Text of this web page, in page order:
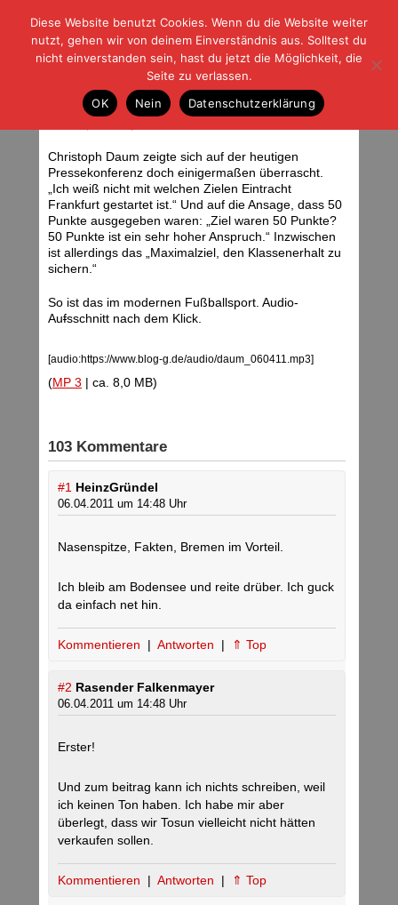
| | |BLOG-GFußball und der Rest
HOME|REGELN|IMPRESSUM |DATENSCHUTZ
„50 Punke ist ein sehr hoher
Anspruch“
Christoph Daum zeigte sich auf der heutigen
Pressekonferenz doch einigermaßen überrascht.
„Ich weiß nicht mit welchen Zielen Eintracht
Frankfurt gestartet ist.“ Und auf die Ansage, dass 50
Punkte ausgegeben waren: „Ziel waren 50 Punkte?
50 Punkte ist ein sehr hoher Anspruch.“ Inzwischen
ist allerdings das „Maximalziel, den Klassenerhalt zu
sichern.“
So ist das im modernen Fußballsport. Audio-
Aufsschnitt nach dem Klick.
[audio:https://www.blog-g.de/audio/daum_060411.mp3]
(MP 3 | ca. 8,0 MB)
103 Kommentare
#1 HeinzGründel
06.04.2011 um 14:48 Uhr
Nasenspitze, Fakten, Bremen im Vorteil.
Ich bleib am Bodensee und reite drüber. Ich guck
da einfach net hin.
Kommentieren | Antworten | ⇑ Top
#2 Rasender Falkenmayer
06.04.2011 um 14:48 Uhr
Erster!
Und zum beitrag kann ich nichts schreiben, weil
ich keinen Ton haben. Ich habe mir aber
überlegt, dass wir Tosun vielleicht nicht hätten
verkaufen sollen.
Kommentieren | Antworten | ⇑ Top
Diese Website benutzt Cookies. Wenn du die Website weiter
nutzt, gehen wir von deinem Einverständnis aus. Solltest du
nicht einverstanden sein, hast du jetzt die Möglichkeit, die
Seite zu verlassen.
OK
Nein Datenschutzerklärung